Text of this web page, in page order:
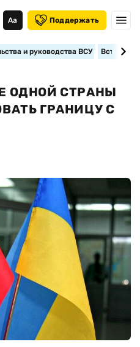
Аа Поддержать
и руководства ВСУ
ОДНОЙ СТРАНЫ
ГРАНИЦУ С